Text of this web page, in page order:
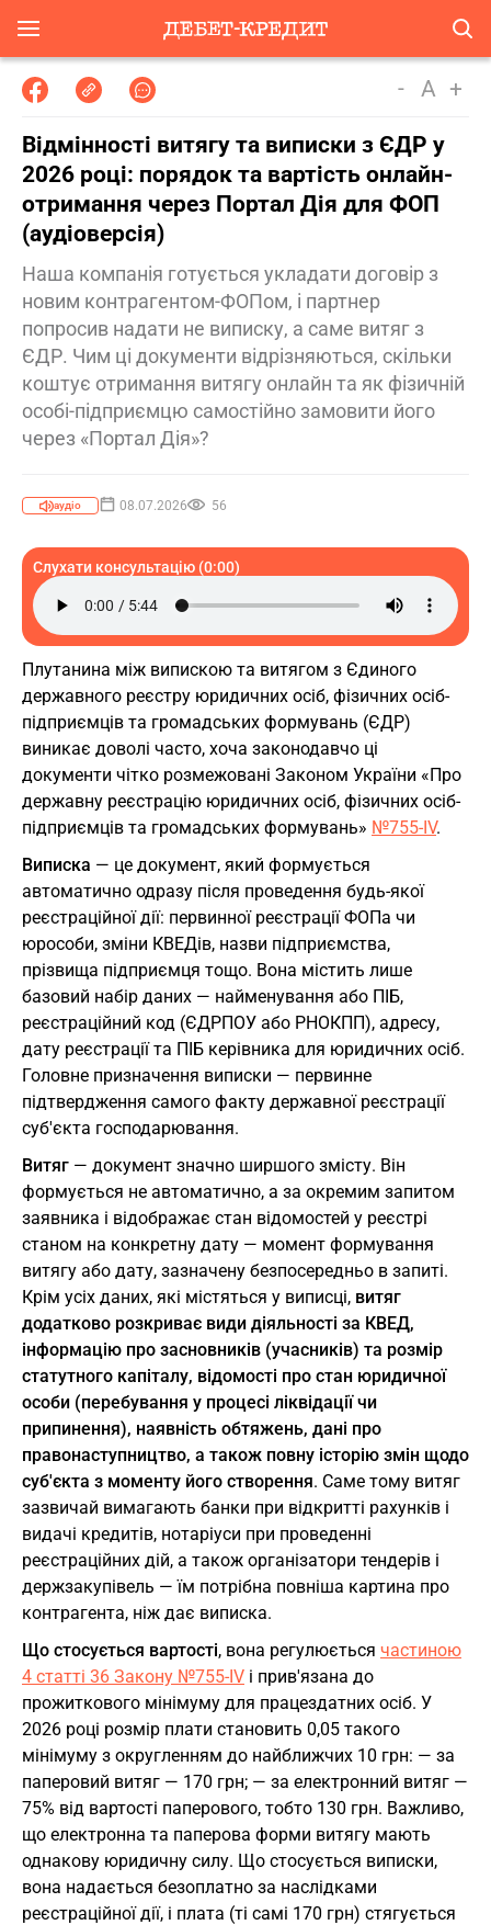
- A +
Відмінності витягу та виписки з ЄДР у
2026 році: порядок та вартість онлайн-
отримання через Портал Дія для ФОП
(аудіоверсія)
Наша компанія готується укладати договір з
новим контрагентом-ФОПом, і партнер
попросив надати не виписку, а саме витяг з
ЄДР. Чим ці документи відрізняються, скільки
коштує отримання витягу онлайн та як фізичній
особі-підприємцю самостійно замовити його
через «Портал Дія»?
аудіо 08.07.2026 56
Слухати консультацію (0:00)
Плутанина між випискою та витягом з Єдиного
державного реєстру юридичних осіб, фізичних осіб-
підприємців та громадських формувань (ЄДР)
виникає доволі часто, хоча законодавчо ці
документи чітко розмежовані Законом України «Про
державну реєстрацію юридичних осіб, фізичних осіб-
підприємців та громадських формувань» №755-IV.
Виписка — це документ, який формується
автоматично одразу після проведення будь-якої
реєстраційної дії: первинної реєстрації ФОПа чи
юрособи, зміни КВЕДів, назви підприємства,
прізвища підприємця тощо. Вона містить лише
базовий набір даних — найменування або ПІБ,
реєстраційний код (ЄДРПОУ або РНОКПП), адресу,
дату реєстрації та ПІБ керівника для юридичних осіб.
Головне призначення виписки — первинне
підтвердження самого факту державної реєстрації
суб'єкта господарювання.
Витяг — документ значно ширшого змісту. Він
формується не автоматично, а за окремим запитом
заявника і відображає стан відомостей у реєстрі
станом на конкретну дату — момент формування
витягу або дату, зазначену безпосередньо в запиті.
Крім усіх даних, які містяться у виписці, витяг
додатково розкриває види діяльності за КВЕД,
інформацію про засновників (учасників) та розмір
статутного капіталу, відомості про стан юридичної
особи (перебування у процесі ліквідації чи
припинення), наявність обтяжень, дані про
правонаступництво, а також повну історію змін щодо
суб'єкта з моменту його створення. Саме тому витяг
зазвичай вимагають банки при відкритті рахунків і
видачі кредитів, нотаріуси при проведенні
реєстраційних дій, а також організатори тендерів і
держзакупівель — їм потрібна повніша картина про
контрагента, ніж дає виписка.
Що стосується вартості, вона регулюється частиною
4 статті 36 Закону №755-IV і прив'язана до
прожиткового мінімуму для працездатних осіб. У
2026 році розмір плати становить 0,05 такого
мінімуму з округленням до найближчих 10 грн: — за
паперовий витяг — 170 грн; — за електронний витяг —
75% від вартості паперового, тобто 130 грн. Важливо,
що електронна та паперова форми витягу мають
однакову юридичну силу. Що стосується виписки,
вона надається безоплатно за наслідками
реєстраційної дії, і плата (ті самі 170 грн) стягується